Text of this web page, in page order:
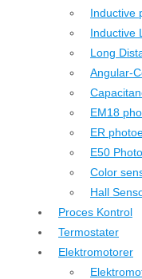
Inductive
Inductive
Long
Angular-
EM18
ER
E50
Color
Hall
Proces Kontrol
Termostater
Elektromotorer